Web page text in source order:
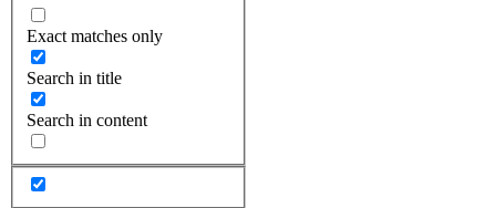
Exact matches only
Search in title
Search in content